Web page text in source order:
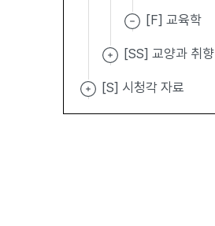
[F] 교육학
[SS] 교양과 취향
[S] 시청각 자료